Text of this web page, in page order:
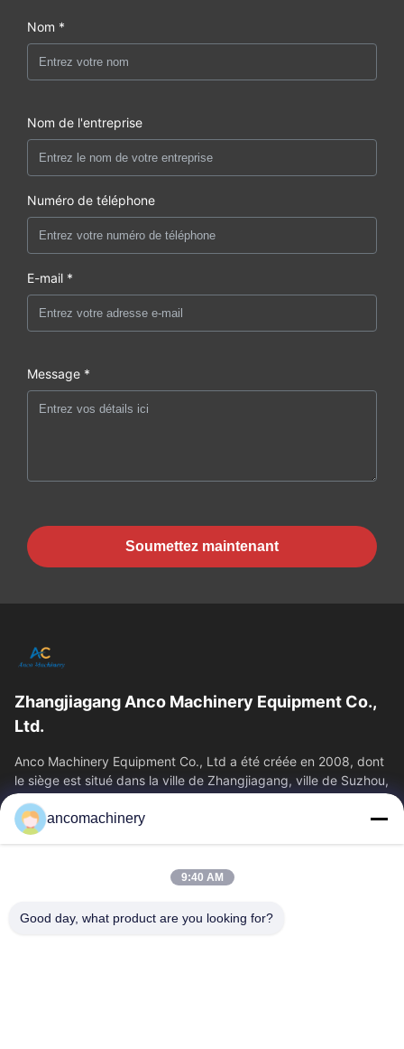
Nom *
Nom de l'entreprise
Numéro de téléphone
E-mail *
Message *
Soumettez maintenant
Zhangjiagang Anco Machinery Equipment Co.,
Ltd.
Anco Machinery Equipment Co., Ltd a été créée en 2008, dont
le siège est situé dans la ville de Zhangjiagang, ville de Suzhou,
province du Jiangsu.
Liens Rapides
A Propos De Nous
Visite D'usine
Contrôle De La Qualité
ancomachinery
9:40 AM
Good day, what product are you looking for?